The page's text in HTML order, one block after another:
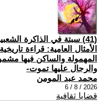
(41) سبتة في الذاكرة
الأمثال العامية: قراءة
المهمولة والساكن فيها
والرجال عليها تموت-
محمد عبد المومن
2026 / 8 / 6
قضايا ثقافية